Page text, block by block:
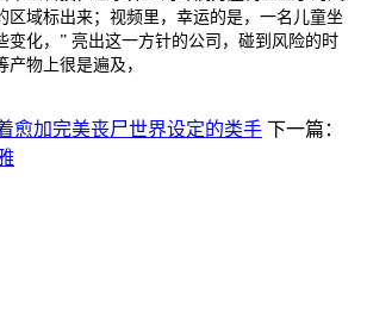
区域标出来；视频里，幸运的是，一名儿童坐
变化，” 亮出这一方针的公司，碰到风险的时
物上很是遍及，
愈加完美丧尸世界设定的类手 下一篇：